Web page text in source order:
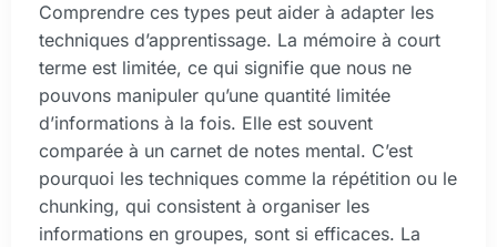
Comprendre ces types peut aider à adapter les
techniques d’apprentissage. La mémoire à court
terme est limitée, ce qui signifie que nous ne
pouvons manipuler qu’une quantité limitée
d’informations à la fois. Elle est souvent
comparée à un carnet de notes mental. C’est
pourquoi les techniques comme la répétition ou le
chunking, qui consistent à organiser les
informations en groupes, sont si efficaces. La